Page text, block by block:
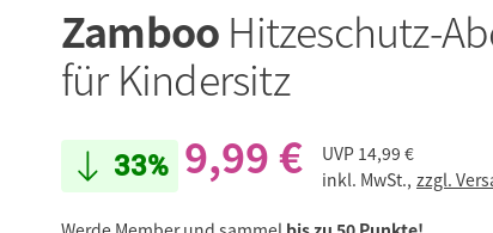
Zamboo Hitzeschutz-
für Kindersitz
33% 9,99 € UVP 14,99 €
inkl. MwSt., zzgl.